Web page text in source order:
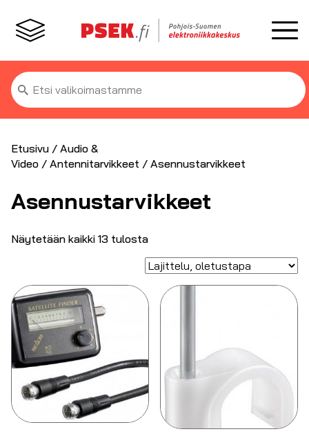
Etsi:
Etusivu / Audio &
Video / Antennitarvikkeet / Asennustarvikkeet
Asennustarvikkeet
Näytetään kaikki 13 tulosta